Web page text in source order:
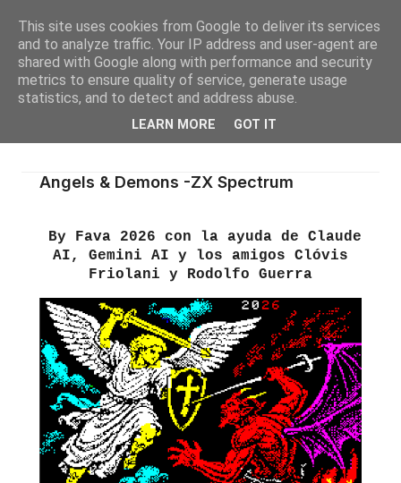
Angels & Demons -ZX Spectrum
By Fava 2026 con la ayuda de Claude
AI, Gemini AI y los amigos Clóvis
Friolani y Rodolfo Guerra
This site uses cookies from Google to deliver its services
and to analyze traffic. Your IP address and user-agent are
shared with Google along with performance and security
metrics to ensure quality of service, generate usage
statistics, and to detect and address abuse.
LEARN MORE GOT IT